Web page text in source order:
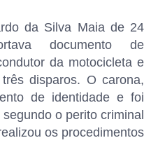
da Silva Maia de 24
documento de
da motocicleta e
disparos. O carona,
de identidade e foi
o perito criminal
os procedimentos